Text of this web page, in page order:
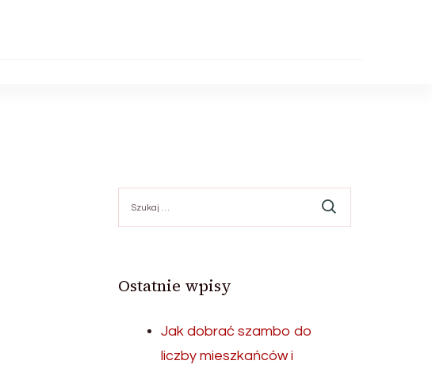
Ostatnie wpisy
Jak dobrać szambo do
liczby mieszkańców i